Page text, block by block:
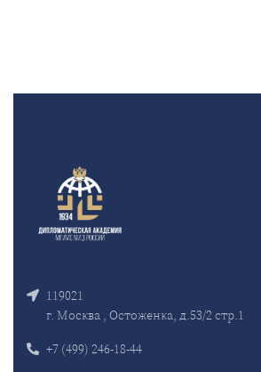
119021
г. Москва , Остоженка, д.53/2 стр.1
+7 (499) 246-18-44